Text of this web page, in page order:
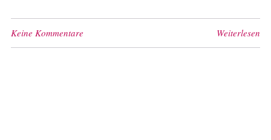
Keine Kommentare Weiterlesen